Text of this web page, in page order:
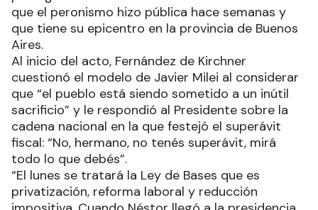
que el peronismo hizo pública hace semanas y
que tiene su epicentro en la provincia de Buenos
Aires.
Al inicio del acto, Fernández de Kirchner
cuestionó el modelo de Javier Milei al considerar
que “el pueblo está siendo sometido a un inútil
sacrificio” y le respondió al Presidente sobre la
cadena nacional en la que festejó el superávit
fiscal: “No, hermano, no tenés superávit, mirá
todo lo que debés”.
“El lunes se tratará la Ley de Bases que es
privatización, reforma laboral y reducción